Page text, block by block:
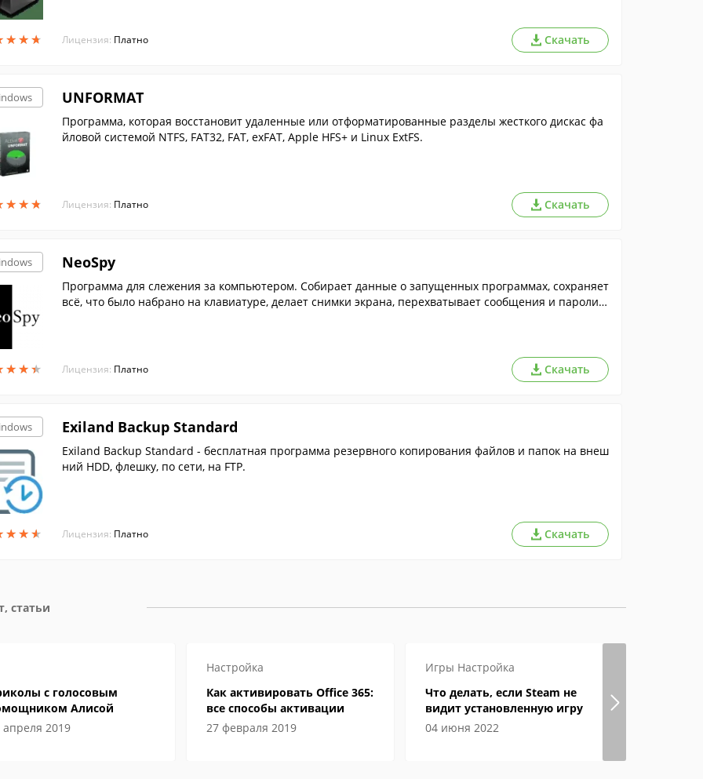
★★★
★★★ Лицензия: Платно Скачать
★★★
★★★
UNFORMAT
Программа, которая восстановит удаленные или отформатированные разделы жесткого дискас фа
йловой системой NTFS, FAT32, FAT, exFAT, Apple HFS+ и Linux ExtFS.
Лицензия: Платно Скачать
★★★
★★★
NeoSpy
Программа для слежения за компьютером. Собирает данные о запущенных программах, сохраняет
всё, что было набрано на клавиатуре, делает снимки экрана, перехватывает сообщения и пароли,
Лицензия: Платно Скачать
★★★
★★★
Exiland Backup Standard
Exiland Backup Standard - бесплатная программа резервного копирования файлов и папок на внеш
ний HDD, флешку, по сети, на FTP.
Лицензия: Платно Скачать
статьи
с голосовым
Алисой
апреля 2019
Настройка
Как активировать Office 365:
все способы активации
27 февраля 2019
Игры Настройка
Что делать, если Steam не
видит установленную игру
04 июня 2022